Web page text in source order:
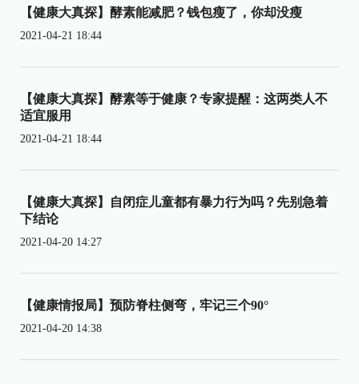
【健康大真探】酵素能减肥？钱包瘦了，你却没瘦
2021-04-21 18:44
【健康大真探】酵素等于健康？专家提醒：这两类人不
适宜服用
2021-04-21 18:44
【健康大真探】自闭症儿童都有暴力行为吗？先别急着
下结论
2021-04-20 14:27
【健康情报局】预防脊柱侧弯，牢记三个90°
2021-04-20 14:38